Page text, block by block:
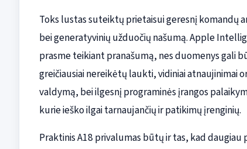
Toks lustas suteiktų prietaisui geresnį komandų
bei generatyvinių užduočių našumą. Apple
prasme teikiant pranašumą, nes duomenys gali
greičiausiai nereikėtų laukti, vidiniai
valdymą, bei ilgesnį programinės įrangos
kurie ieško ilgai tarnaujančių ir patikimų įrenginių.
Praktinis A18 privalumas būtų ir tas, kad